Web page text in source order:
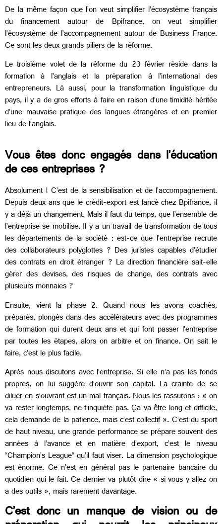
De la même façon que l’on veut simplifier l’écosystème français
du financement autour de Bpifrance, on veut simplifier
l’écosystème de l’accompagnement autour de Business France.
Ce sont les deux grands piliers de la réforme.
Le troisième volet de la réforme du 23 février réside dans la
formation à l’anglais et la préparation à l’international des
entrepreneurs. Là aussi, pour la transformation linguistique du
pays, il y a de gros efforts à faire en raison d’une timidité héritée
d’une mauvaise pratique des langues étrangères et en premier
lieu de l’anglais.
Vous êtes donc engagés dans l’éducation
de ces entreprises ?
Absolument ! C’est de la sensibilisation et de l’accompagnement.
Depuis deux ans que le crédit-export est lancé chez Bpifrance, il
y a déjà un changement. Mais il faut du temps, que l’ensemble de
l’entreprise se mobilise. Il y a un travail de transformation de tous
les départements de la société : est-ce que l’entreprise recrute
des collaborateurs polyglottes ? Des juristes capables d’étudier
des contrats en droit étranger ? La direction financière sait-elle
gérer des devises, des risques de change, des contrats avec
plusieurs monnaies ?
Ensuite, vient la phase 2. Quand nous les avons coachés,
préparés, plongés dans des accélérateurs avec des programmes
de formation qui durent deux ans et qui font passer l’entreprise
par toutes les étapes, alors on arbitre et on finance. On sait le
faire, c’est le plus facile.
Après nous discutons avec l’entreprise. Si elle n’a pas les fonds
propres, on lui suggère d’ouvrir son capital. La crainte de se
diluer en s’ouvrant est un mal français. Nous les rassurons : « on
va rester longtemps, ne t’inquiète pas. Ça va être long et difficile,
cela demande de la patience, mais c’est collectif ». C’est du sport
de haut niveau, une grande performance se prépare souvent des
années à l’avance et en matière d’export, c’est le niveau
“Champion’s League“ qu’il faut viser. La dimension psychologique
est énorme. Ce n’est en général pas le partenaire bancaire du
quotidien qui le fait. Ce dernier va plutôt dire « si vous y allez on
a des outils », mais rarement davantage.
C’est donc un manque de vision ou de